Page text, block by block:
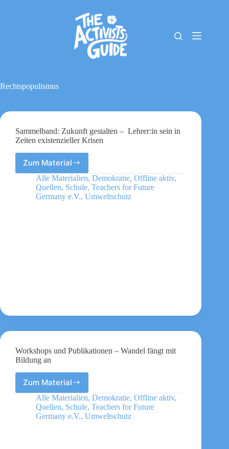
Impressum
Rechtspopulismus
Sammelband: Zukunft gestalten – Lehrer:in sein in
Zeiten existenzieller Krisen
Zum MaterialSammelband:
Zukunft
gestalten
–
Alle Materialien, Demokratie, Offline aktiv,
Quellen, Schule, Teachers for Future
Germany e.V., Umweltschutz
Workshops und Publikationen – Wandel fängt mit
Bildung an
Zum Material
Workshops
und
Publikationen
–
Alle Materialien, Demokratie, Offline aktiv,
Quellen, Schule, Teachers for Future
Germany e.V., Umweltschutz